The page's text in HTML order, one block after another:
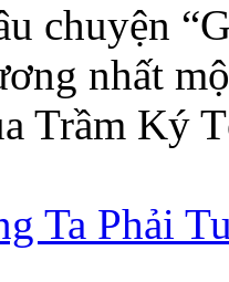
chuyện
nhất
Trầm Ký
Ta Phải